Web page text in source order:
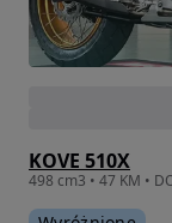
KOVE 510X